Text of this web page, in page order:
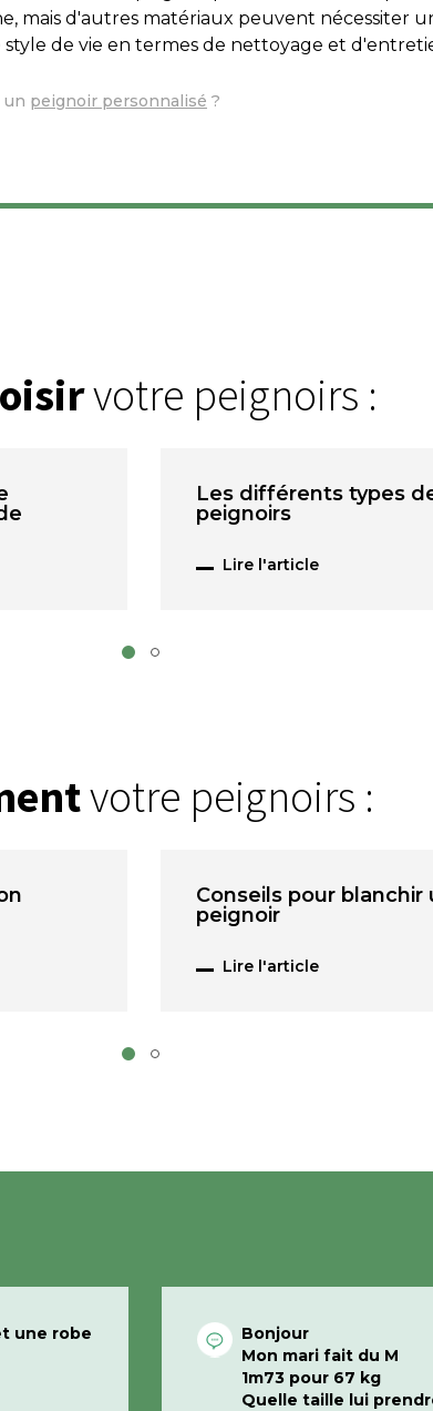
mais d'autres matériaux peuvent nécessiter
de vie en termes de nettoyage et
un peignoir personnalisé ?
votre peignoirs :
Les différents types
peignoirs
Lire l'article
votre peignoirs :
Conseils pour blanchir
peignoir
Lire l'article
une robe
Bonjour
Mon mari fait du M
1m73 pour 67 kg
Quelle taille lui